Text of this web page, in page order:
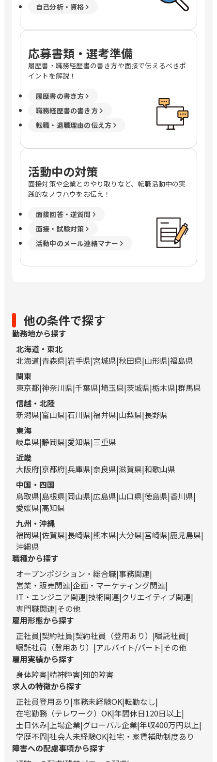
自己分析・資格
応募書類・選考準備
履歴書・職務経歴書の書き方や面接で伝えるべきポ
イントを解説！
履歴書の書き方
職務経歴書の書き方
転職・退職理由の伝え方
活動中の対策
面接対策や企業とのやり取りなど、転職活動中の実
践的なノウハウをお伝え！
面接回答・逆質問
面接・試験対策
活動中のメール連絡マナー
他の条件で探す
勤務地から探す
北海道・東北
北海道 青森県 岩手県 宮城県 秋田県 山形県 福島県
関東
東京都 神奈川県 千葉県 埼玉県 茨城県 栃木県 群馬県
信越・北陸
新潟県 富山県 石川県 福井県 山梨県 長野県
東海
岐阜県 静岡県 愛知県 三重県
近畿
大阪府 京都府 兵庫県 奈良県 滋賀県 和歌山県
中国・四国
鳥取県 島根県 岡山県 広島県 山口県 徳島県 香川県
愛媛県 高知県
九州・沖縄
福岡県 佐賀県 長崎県 熊本県 大分県 宮崎県 鹿児島県
沖縄県
職種から探す
オープンポジション・総合職 事務関連
営業・販売関連 企画・マーケティング関連
IT・エンジニア関連 技術関連 クリエイティブ関連
専門職関連 その他
雇用形態から探す
正社員 契約社員 契約社員（登用あり）
嘱託社員
嘱託社員（登用あり）
アルバイト/パート その他
雇用実績から探す
身体障害 精神障害 知的障害
求人の特徴から探す
正社員登用あり 事務未経験OK 転勤なし
在宅勤務（テレワーク）OK 年間休日120日以上
土日休み 上場企業 グローバル企業 年収400万円以上
学歴不問 社会人未経験OK 社宅・家賃補助制度あり
障害への配慮事項から探す